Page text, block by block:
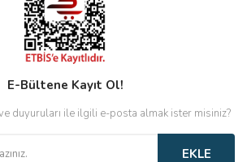
E-Bültene Kayıt Ol!
duyuruları ile ilgili e-posta almak ister misiniz?
EKLE